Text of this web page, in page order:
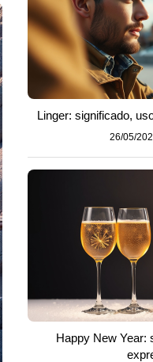
Linger: significado,
26/05/
Happy New Year: